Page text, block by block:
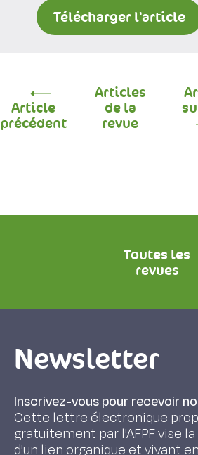
Télécharger l'article
Article
précédent
Articles
de la
revue
Toutes les
revues
Newsletter
Inscrivez-vous pour recevoir
Cette lettre électronique
gratuitement par l'AFPF vise
d'un lien organique et vivant